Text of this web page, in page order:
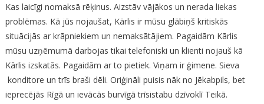
Kas laicīgi nomaksā rēķinus. Aizstāv vājākos un nerada liekas
problēmas. Kā jūs nojaušat, Kārlis ir mūsu glābiņš kritiskās
situācijās ar krāpniekiem un nemaksātājiem. Pagaidām Kārlis
mūsu uzņēmumā darbojas tikai telefoniski un klienti nojauš kā
Kārlis izskatās. Pagaidām ar to pietiek. Viņam ir ģimene. Sieva
konditore un trīs braši dēli. Oriģināli puisis nāk no Jēkabpils, bet
ieprecējās Rīgā un ievācās burvīgā trīsistabu dzīvoklī Teikā.